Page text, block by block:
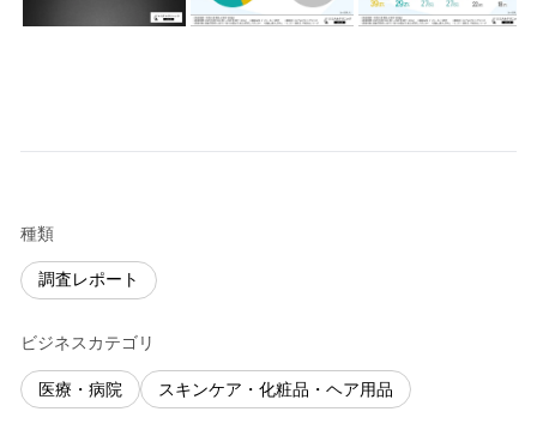
種類
調査レポート
ビジネスカテゴリ
医療・病院 スキンケア・化粧品・ヘア用品